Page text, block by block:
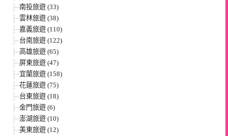
南投旅遊 (33)
雲林旅遊 (38)
嘉義旅遊 (110)
台南旅遊 (122)
高雄旅遊 (65)
屏東旅遊 (47)
宜蘭旅遊 (158)
花蓮旅遊 (75)
台東旅遊 (18)
金門旅遊 (6)
澎湖旅遊 (10)
美東旅遊 (12)